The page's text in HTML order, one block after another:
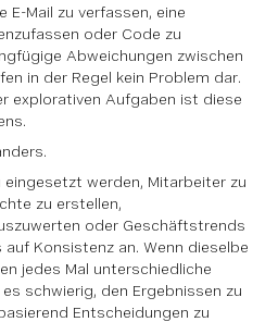
E-Mail zu verfassen, eine
oder Code zu
Abweichungen zwischen
in der Regel kein Problem dar.
explorativen Aufgaben ist diese
eingesetzt werden, Mitarbeiter zu
zu erstellen,
oder Geschäftstrends
Konsistenz an. Wenn dieselbe
jedes Mal unterschiedliche
schwierig, den Ergebnissen zu
Entscheidungen zu